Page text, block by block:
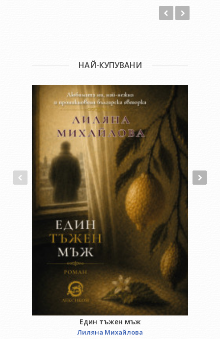
Софийския университет и по-късно в Нов български
университет той води много посещавани семинари.
колекции в Издателствата «Наука и изкуство» и «Народна
култура». Автор е на книгите «От Омир до Еврипид»,
литература», «Романът – античен и съвременен», «История
на старогръцката култура», «Орфей и древната митология
на Балканите», «Старогръцката литература», «Промяната в
живота и текста», «Европа – разбирана и правена».
«Отделно и заедно», «Университетът – особен свят на
свобода», «Минало и съвременност», издадената в
Испания «Моdelos de realidad» и в Германия «Reading and Its
Functioning». Носител е на наградите Grand-Croix de l'Ordre
de Phénix, Grèce – за дейността му като посланик на
България в Република Гърция и “Христо Г. Данов” – за
хуманитаристика.
НАЙ-КУПУВАНИ
Един тъжен мъж
Лиляна Михайлова